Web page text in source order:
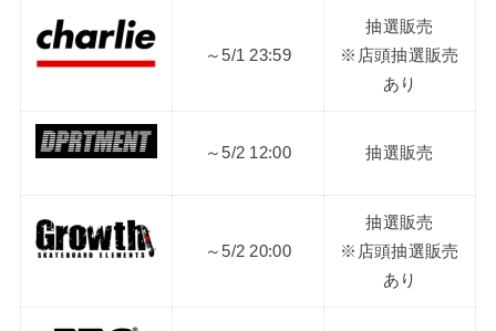
～5/1 23:59
抽選販売
※店頭抽選販売
あり
～5/2 12:00 抽選販売
～5/2 20:00
抽選販売
※店頭抽選販売
あり